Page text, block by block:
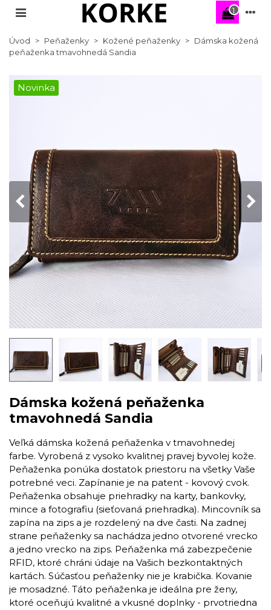
1
Úvod > Peňaženky > Kožené peňaženky > Dámska kožená
peňaženka tmavohnedá Sandia
Novinka
Dámska kožená peňaženka
tmavohnedá Sandia
Veľká dámska kožená peňaženka v tmavohnedej
farbe. Vyrobená z vysoko kvalitnej pravej byvolej kože.
Peňaženka ponúka dostatok priestoru na všetky Vaše
potrebné veci. Zapínanie je na patent - kovový cvok.
Peňaženka obsahuje priehradky na karty, bankovky,
mince a fotografiu (sieťovaná priehradka). Mincovník sa
zapína na zips a je rozdelený na dve časti. Na zadnej
strane peňaženky sa nachádza jedno otvorené vrecko
a jedno vrecko na zips. Peňaženka má zabezpečenie
RFID, ktoré chráni údaje na Vašich bezkontaktných
kartách. Súčasťou peňaženky nie je krabička. Kovanie
je mosadzné. Táto peňaženka je ideálna pre ženy,
ktoré oceňujú kvalitné a vkusné doplnky - prvotriedna